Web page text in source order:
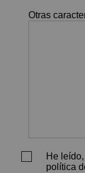
Otras
He
política